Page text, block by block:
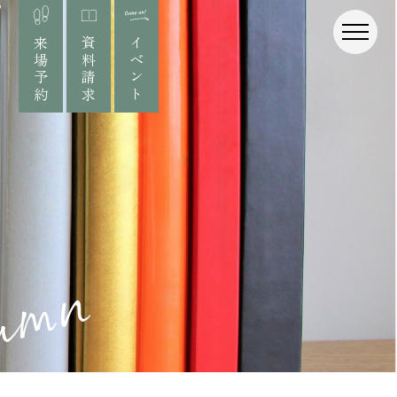
来場予約 資料請求 イベント